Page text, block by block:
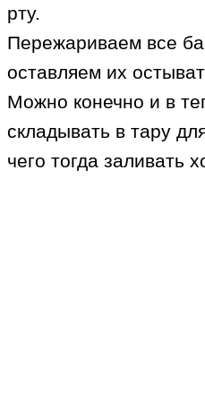
рту.
Пережариваем все
оставляем их
Можно конечно и в
складывать в тару
чего тогда заливать